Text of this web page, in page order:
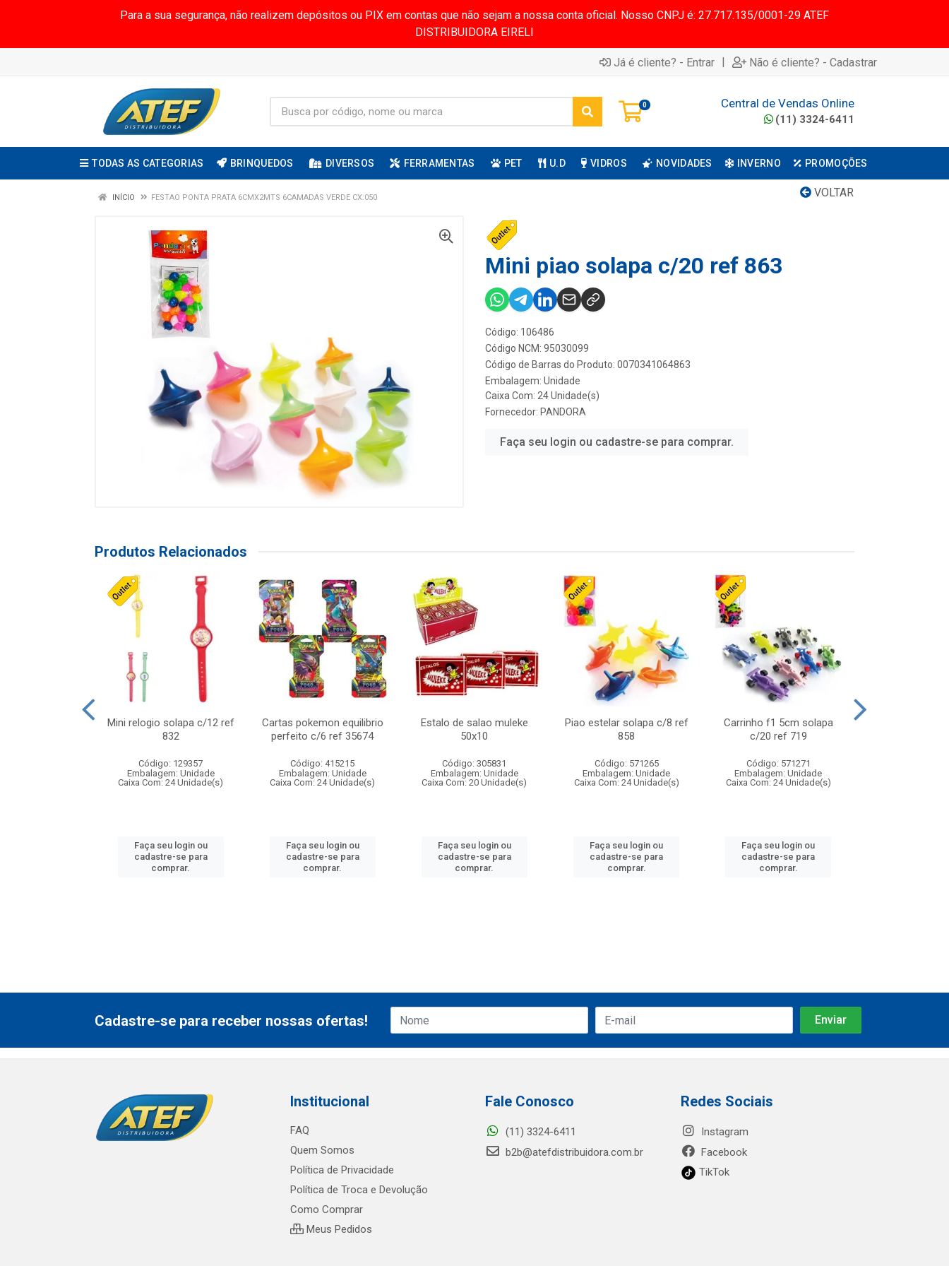
Para a sua segurança, não realizem depósitos ou PIX em contas que não sejam a nossa conta oficial. Nosso CNPJ é: 27.717.135/0001-29 ATEF
DISTRIBUIDORA EIRELI
Já é cliente? - Entrar | Não é cliente? - Cadastrar
0 Central de Vendas Online
(11) 3324-6411
TODAS AS CATEGORIAS BRINQUEDOS DIVERSOS FERRAMENTAS PET U.D VIDROS NOVIDADES INVERNO PROMOÇÕES
VOLTAR
INÍCIO FESTAO PONTA PRATA 6CMX2MTS 6CAMADAS VERDE CX:050
Mini piao solapa c/20 ref 863
Código: 106486
Código NCM: 95030099
Código de Barras do Produto: 0070341064863
Embalagem: Unidade
Caixa Com: 24 Unidade(s)
Fornecedor: PANDORA
Faça seu login ou cadastre-se para comprar.
Produtos Relacionados
Mini relogio solapa c/12 ref
832
Código: 129357
Embalagem: Unidade
Caixa Com: 24 Unidade(s)
Faça seu login ou
cadastre-se para
comprar.
Cartas pokemon equilibrio
perfeito c/6 ref 35674
Código: 415215
Embalagem: Unidade
Caixa Com: 24 Unidade(s)
Faça seu login ou
cadastre-se para
comprar.
Estalo de salao muleke
50x10
Código: 305831
Embalagem: Unidade
Caixa Com: 20 Unidade(s)
Faça seu login ou
cadastre-se para
comprar.
Piao estelar solapa c/8 ref
858
Código: 571265
Embalagem: Unidade
Caixa Com: 24 Unidade(s)
Faça seu login ou
cadastre-se para
comprar.
Carrinho f1 5cm solapa
c/20 ref 719
Código: 571271
Embalagem: Unidade
Caixa Com: 24 Unidade(s)
Faça seu login ou
cadastre-se para
comprar.
Cadastre-se para receber nossas ofertas!
Institucional
FAQ
Quem Somos
Política de Privacidade
Política de Troca e Devolução
Como Comprar
Meus Pedidos
Fale Conosco
(11) 3324-6411
b2b@atefdistribuidora.com.br
Redes Sociais
Instagram
Facebook
TikTok